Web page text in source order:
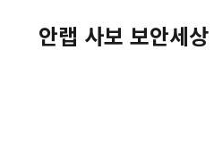
안랩 사보 보안세상